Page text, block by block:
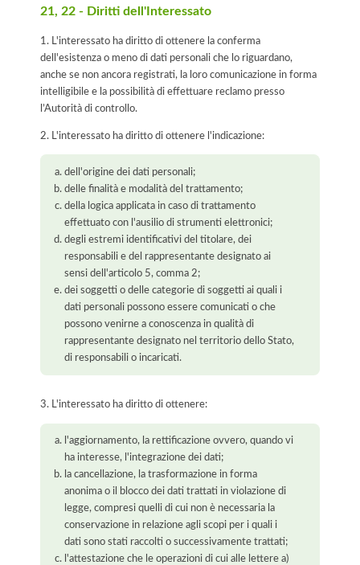
21, 22 - Diritti dell'Interessato
1. L'interessato ha diritto di ottenere la conferma
dell'esistenza o meno di dati personali che lo riguardano,
anche se non ancora registrati, la loro comunicazione in forma
intelligibile e la possibilità di effettuare reclamo presso
l’Autorità di controllo.
2. L'interessato ha diritto di ottenere l'indicazione:
dell'origine dei dati personali;
delle finalità e modalità del trattamento;
della logica applicata in caso di trattamento
effettuato con l'ausilio di strumenti elettronici;
degli estremi identificativi del titolare, dei
responsabili e del rappresentante designato ai
sensi dell'articolo 5, comma 2;
dei soggetti o delle categorie di soggetti ai quali i
dati personali possono essere comunicati o che
possono venirne a conoscenza in qualità di
rappresentante designato nel territorio dello Stato,
di responsabili o incaricati.
3. L'interessato ha diritto di ottenere:
l'aggiornamento, la rettificazione ovvero, quando vi
ha interesse, l'integrazione dei dati;
la cancellazione, la trasformazione in forma
anonima o il blocco dei dati trattati in violazione di
legge, compresi quelli di cui non è necessaria la
conservazione in relazione agli scopi per i quali i
dati sono stati raccolti o successivamente trattati;
l'attestazione che le operazioni di cui alle lettere a)